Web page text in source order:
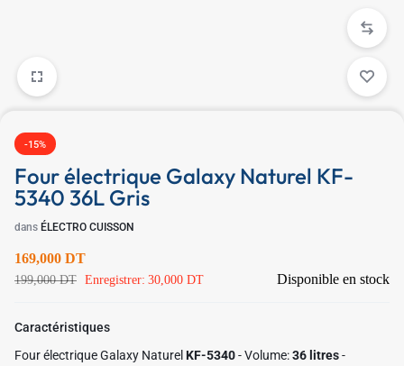
-15%
Four électrique Galaxy Naturel KF-
5340 36L Gris
dans ÉLECTRO CUISSON
169,000 DT
199,000DT Enregistrer: 30,000 DT Disponible en stock
Caractéristiques
Four électrique Galaxy Naturel KF-5340- Volume:36 litres-
✱